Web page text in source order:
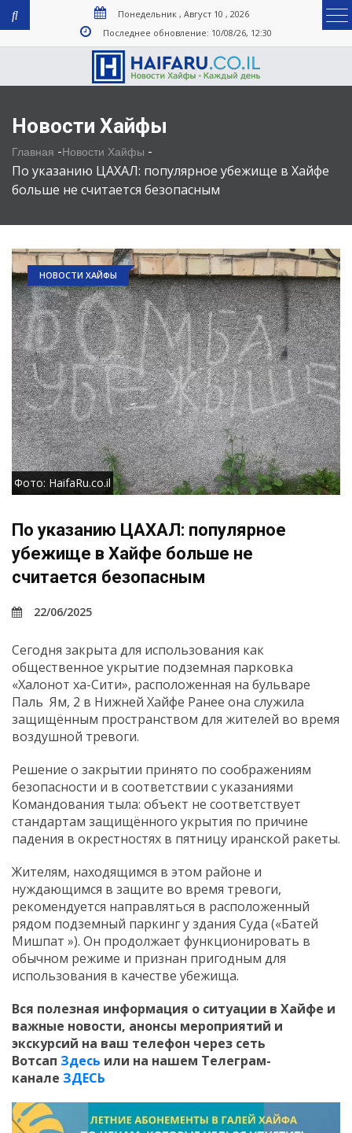
Понедельник , Август 10 , 2026
Последнее обновление: 10/08/26, 12:30
Новости Хайфы
Главная -Новости Хайфы -
По указанию ЦАХАЛ: популярное убежище в Хайфе
больше не считается безопасным
НОВОСТИ ХАЙФЫ
Фото: HaifaRu.co.il
По указанию ЦАХАЛ: популярное
убежище в Хайфе больше не
считается безопасным
22/06/2025
Сегодня закрыта для использования как
общественное укрытие подземная парковка
«Халонот ха-Сити», расположенная на бульваре
Паль Ям, 2 в Нижней Хайфе Ранее она служила
защищённым пространством для жителей во время
воздушной тревоги.
Решение о закрытии принято по соображениям
безопасности и в соответствии с указаниями
Командования тыла: объект не соответствует
стандартам защищённого укрытия по причине
падения в окрестностях в пятницу иранской ракеты.
Жителям, находящимся в этом районе и
нуждающимся в защите во время тревоги,
рекомендуется направляться в расположенный
рядом подземный паркинг у здания Суда («Батей
Мишпат »). Он продолжает функционировать в
обычном режиме и признан пригодным для
использования в качестве убежища.
Вся полезная информация о ситуации в Хайфе и
важные новости, анонсы мероприятий и
экскурсий на ваш телефон через сеть
Вотсап Здесь или на нашем Телеграм-
канале ЗДЕСЬ